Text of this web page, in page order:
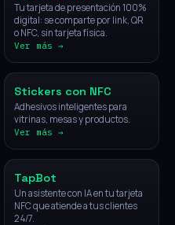
Tu tarjeta de presentación 100%
digital: se comparte por link, QR
o NFC, sin tarjeta física.
Ver más →
NFC
Stickers con NFC
Adhesivos inteligentes para
vitrinas, mesas y productos.
Ver más →
IA
TapBot
Un asistente con IA en tu tarjeta
NFC que atiende a tus clientes
24/7.